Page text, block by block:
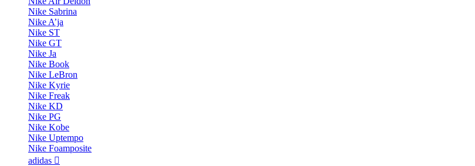
Nike Sabrina
Nike A’ja
Nike ST
Nike GT
Nike Ja
Nike Book
Nike LeBron
Nike Kyrie
Nike Freak
Nike KD
Nike PG
Nike Kobe
Nike Uptempo
Nike Foamposite
adidas